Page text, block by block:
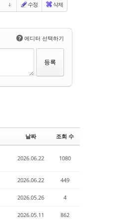
수정 삭제
? 에디터 선택하기
날짜 조회 수
2026.06.22 1080
2026.06.22 449
2026.05.26 4
2026.05.11 862